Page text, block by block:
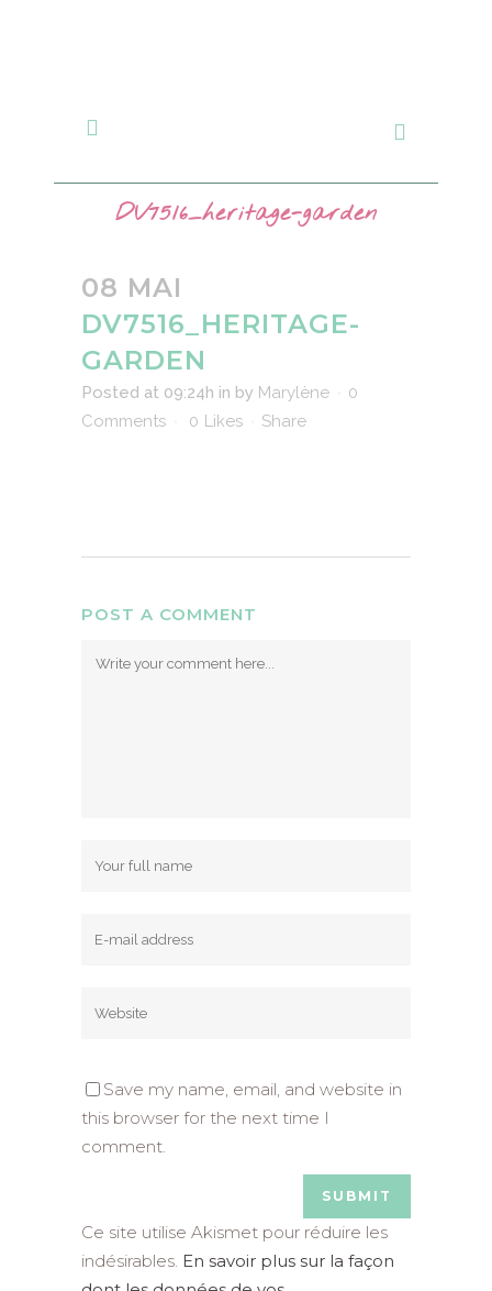
DV7516_heritage-garden
08 MAI
DV7516_HERITAGE-
GARDEN
Posted at 09:24h in by Marylène
0
Comments
0 Likes Share
POST A COMMENT
Save my name, email, and website in
this browser for the next time I
comment.
Ce site utilise Akismet pour réduire les
indésirables. En savoir plus sur la façon